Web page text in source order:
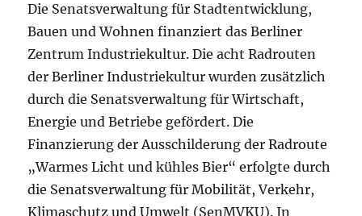
Die Senatsverwaltung für Stadtentwicklung,
Bauen und Wohnen finanziert das Berliner
Zentrum Industriekultur. Die acht Radrouten
der Berliner Industriekultur wurden zusätzlich
durch die Senatsverwaltung für Wirtschaft,
Energie und Betriebe gefördert. Die
Finanzierung der Ausschilderung der Radroute
„Warmes Licht und kühles Bier“ erfolgte durch
die Senatsverwaltung für Mobilität, Verkehr,
Klimaschutz und Umwelt (SenMVKU). In